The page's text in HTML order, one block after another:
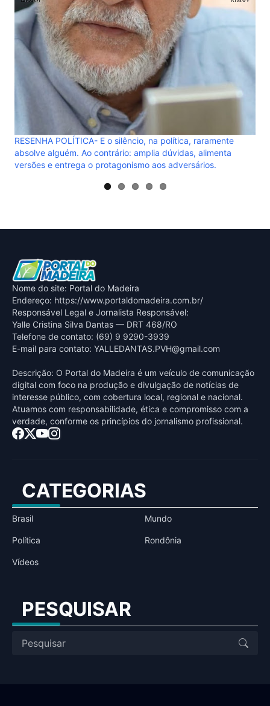
ous
Nome do site: Portal do Madeira
Endereço: https://www.portaldomadeira.com.br/
Responsável Legal e Jornalista Responsável:
Yalle Cristina Silva Dantas — DRT 468/RO
Telefone de contato: (69) 9 9290-3939
E-mail para contato: YALLEDANTAS.PVH@gmail.com
Descrição: O Portal do Madeira é um veículo de comunicação
digital com foco na produção e divulgação de notícias de
interesse público, com cobertura local, regional e nacional.
Atuamos com responsabilidade, ética e compromisso com a
verdade, conforme os princípios do jornalismo profissional.
CATEGORIAS
Brasil Mundo
Política Rondônia
Vídeos
PESQUISAR